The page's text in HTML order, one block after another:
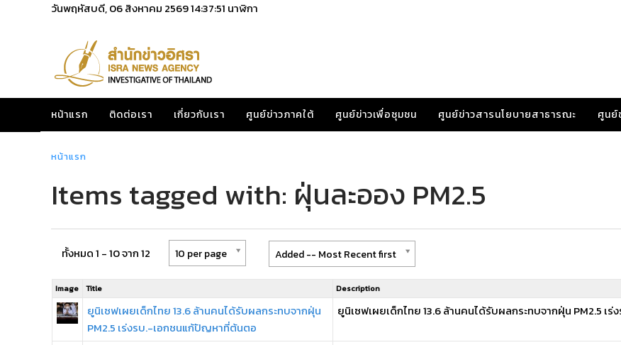
วันพฤหัสบดี, 06 สิงหาคม 256914:37:51 นาฬิกา
หน้าแรก ติดต่อเรา เกี่ยวกับเรา ศูนย์ข่าวภาคใต้ ศูนย์ข่าวเพื่อชุมชน ศูนย์ข่าวสารนโยบายสาธารณะ ศูนย์
หน้าแรก
Items tagged with: ฝุ่นละออง PM2.5
ทั้งหมด 1 - 10 จาก 12 10 per page Added -- Most Recent first
Image Title Description
ยูนิเซฟเผยเด็กไทย 13.6 ล้านคนได้รับผลกระทบจากฝุ่น
PM2.5 เร่งรบ.-เอกชนแก้ปัญหาที่ต้นตอ
ยูนิเซฟเผยเด็กไทย 13.6 ล้านคนได้รับผลกระทบจากฝุ่น PM2.5